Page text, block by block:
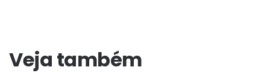
Veja também